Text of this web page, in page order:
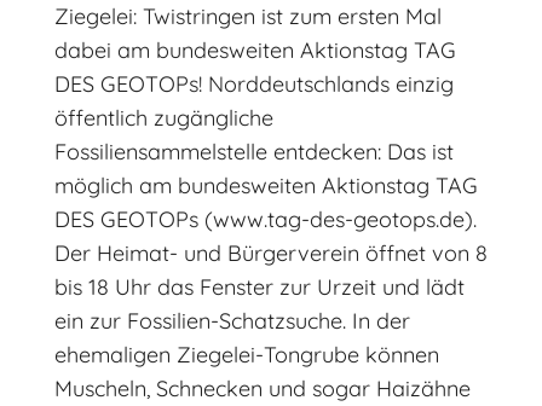
Ziegelei: Twistringen ist zum ersten Mal
dabei am bundesweiten Aktionstag TAG
DES GEOTOPs! Norddeutschlands einzig
öffentlich zugängliche
Fossiliensammelstelle entdecken: Das ist
möglich am bundesweiten Aktionstag TAG
DES GEOTOPs (www.tag-des-geotops.de).
Der Heimat- und Bürgerverein öffnet von 8
bis 18 Uhr das Fenster zur Urzeit und lädt
ein zur Fossilien-Schatzsuche. In der
ehemaligen Ziegelei-Tongrube können
Muscheln, Schnecken und sogar Haizähne